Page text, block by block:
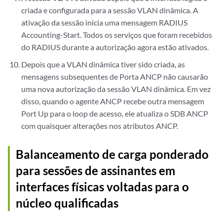
criada e configurada para a sessão VLAN dinâmica. A
ativação da sessão inicia uma mensagem RADIUS
Accounting-Start. Todos os serviços que foram recebidos
do RADIUS durante a autorização agora estão ativados.
Depois que a VLAN dinâmica tiver sido criada, as
mensagens subsequentes de Porta ANCP não causarão
uma nova autorização da sessão VLAN dinâmica. Em vez
disso, quando o agente ANCP recebe outra mensagem
Port Up para o loop de acesso, ele atualiza o SDB ANCP
com quaisquer alterações nos atributos ANCP.
Balanceamento de carga ponderado
para sessões de assinantes em
interfaces físicas voltadas para o
núcleo qualificadas